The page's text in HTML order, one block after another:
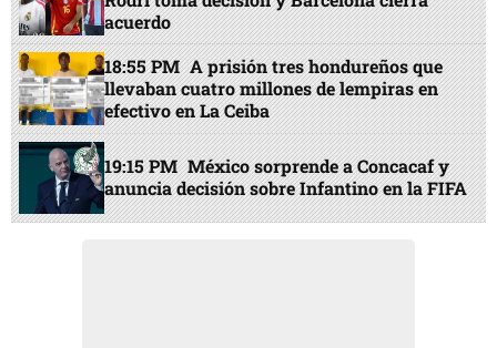
acuerdo
18:55 PM A prisión tres hondureños que
llevaban cuatro millones de lempiras en
efectivo en La Ceiba
19:15 PM México sorprende a Concacaf y
anuncia decisión sobre Infantino en la FIFA